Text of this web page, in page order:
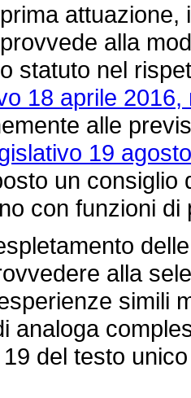
attuazione,
alla
statuto nel
18 aprile 2016,
alle
19
un
con funzioni di
alla
simili
analoga
del testo